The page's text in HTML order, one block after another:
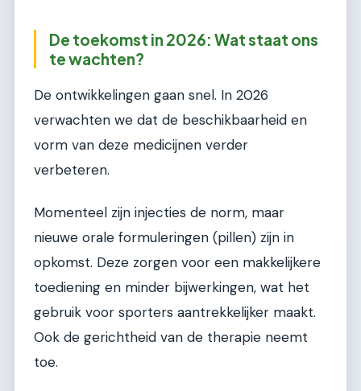
De toekomst in 2026: Wat staat ons
te wachten?
De ontwikkelingen gaan snel. In 2026
verwachten we dat de beschikbaarheid en
vorm van deze medicijnen verder
verbeteren.
Momenteel zijn injecties de norm, maar
nieuwe orale formuleringen (pillen) zijn in
opkomst. Deze zorgen voor een makkelijkere
toediening en minder bijwerkingen, wat het
gebruik voor sporters aantrekkelijker maakt.
Ook de gerichtheid van de therapie neemt
toe.